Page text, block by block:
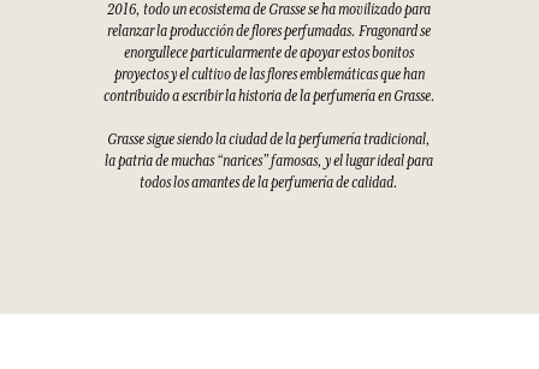
2016, todo un ecosistema de Grasse se ha movilizado para
relanzar la producción de flores perfumadas. Fragonard se
enorgullece particularmente de apoyar estos bonitos
proyectos y el cultivo de las flores emblemáticas que han
contribuido a escribir la historia de la perfumería en Grasse.
Grasse sigue siendo la ciudad de la perfumería tradicional,
la patria de muchas “narices” famosas, y el lugar ideal para
todos los amantes de la perfumería de calidad.